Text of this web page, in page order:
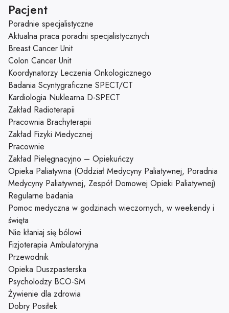
Pacjent
Poradnie specjalistyczne
Aktualna praca poradni specjalistycznych
Breast Cancer Unit
Colon Cancer Unit
Koordynatorzy Leczenia Onkologicznego
Badania Scyntygraficzne SPECT/CT
Kardiologia Nuklearna D-SPECT
Zakład Radioterapii
Pracownia Brachyterapii
Zakład Fizyki Medycznej
Pracownie
Zakład Pielęgnacyjno – Opiekuńczy
Opieka Paliatywna (Oddział Medycyny Paliatywnej, Poradnia
Medycyny Paliatywnej, Zespół Domowej Opieki Paliatywnej)
Regularne badania
Pomoc medyczna w godzinach wieczornych, w weekendy i
święta
Nie kłaniaj się bólowi
Fizjoterapia Ambulatoryjna
Przewodnik
Opieka Duszpasterska
Psycholodzy BCO-SM
Żywienie dla zdrowia
Dobry Posiłek